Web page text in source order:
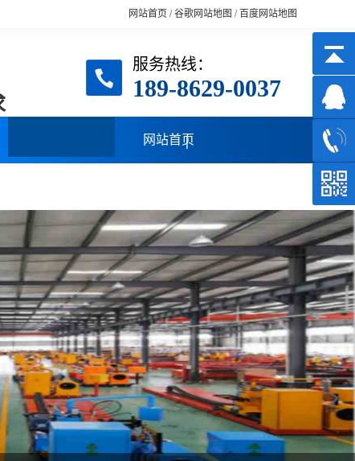
网站首页 /谷歌网站地图 / 百度网站地图
服务热线：
189-8629-0037
网站首页